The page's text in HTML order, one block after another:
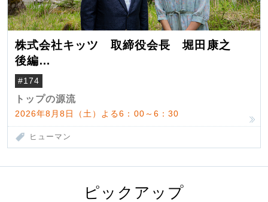
株式会社キッツ 取締役会長 堀田康之
後編
米国駐在でも浮かんだ八ヶ岳 山小屋を営
んだ父母
#174
トップの源流
2026年8月8日（土）よる6：00～6：30
ヒューマン
ピックアップ